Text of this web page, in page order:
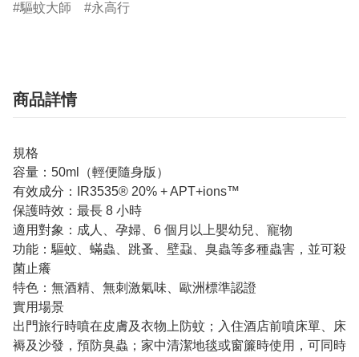
驅蚊大師 永高行
商品詳情
規格
容量：50ml（輕便隨身版）
有效成分：IR3535® 20% + APT+ions™
保護時效：最長 8 小時
適用對象：成人、孕婦、6 個月以上嬰幼兒、寵物
功能：驅蚊、蟎蟲、跳蚤、壁蝨、臭蟲等多種蟲害，並可殺
菌止癢
特色：無酒精、無刺激氣味、歐洲標準認證
實用場景
出門旅行時噴在皮膚及衣物上防蚊；入住酒店前噴床單、床
褥及沙發，預防臭蟲；家中清潔地毯或窗簾時使用，可同時